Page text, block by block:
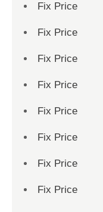
Fix Price
Fix Price
Fix Price
Fix Price
Fix Price
Fix Price
Fix Price
Fix Price